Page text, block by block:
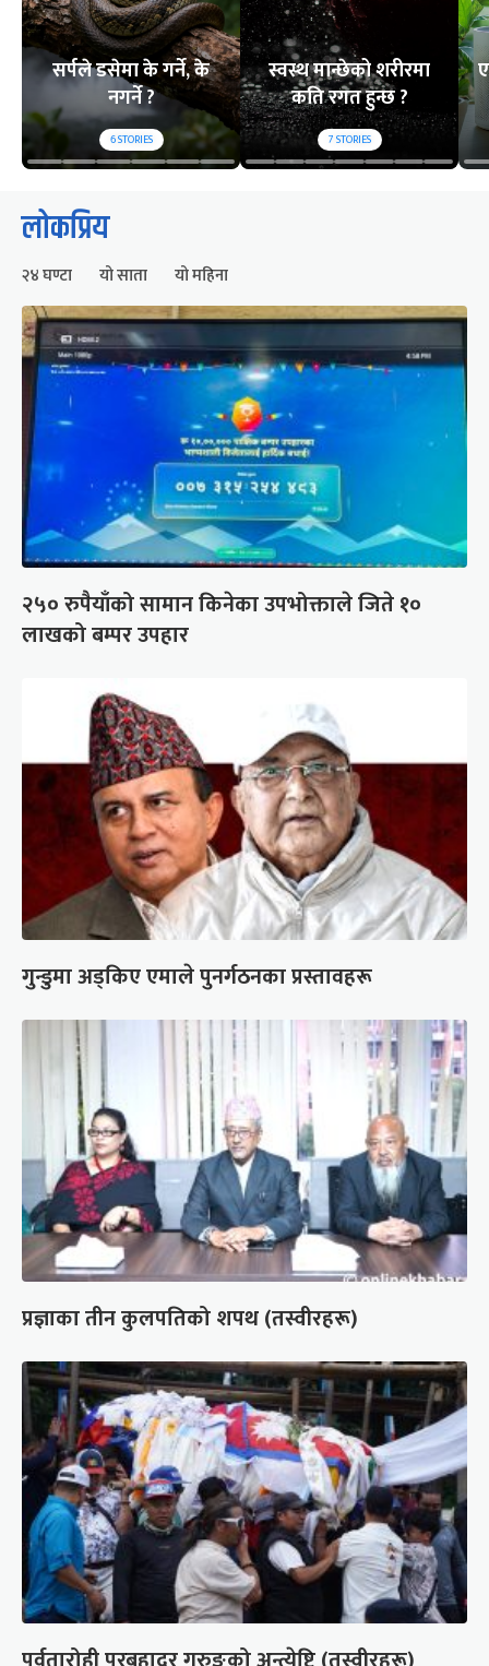
सर्पले डसेमा के गर्ने, के
नगर्ने ?
6STORIES
स्वस्थ मान्छेको शरीरमा
कति रगत हुन्छ ?
7STORIES
लोकप्रिय
२४ घण्टा यो साता यो महिना
२५० रुपैयाँको सामान किनेका उपभोक्ताले जिते १०
लाखको बम्पर उपहार
गुन्डुमा अड्किए एमाले पुनर्गठनका प्रस्तावहरू
प्रज्ञाका तीन कुलपतिको शपथ (तस्वीरहरू)